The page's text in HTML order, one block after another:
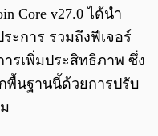
Core v27.0 ได้นำ
ะการ รวมถึงฟีเจอร์
รเพิ่มประสิทธิภาพ ซึ่ง
พื้นฐานนี้ด้วยการปรับ